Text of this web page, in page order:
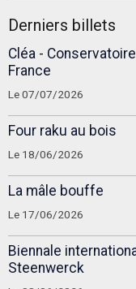
Derniers billets
Cléa -
France
Le 07/07/2026
Four raku au bois
Le 18/06/2026
La mâle bouffe
Le 17/06/2026
Biennale
Steenwerck